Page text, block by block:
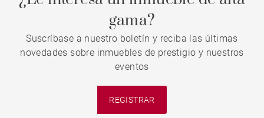
gama?
Suscríbase a nuestro boletín y reciba las últimas
novedades sobre inmuebles de prestigio y nuestros
eventos
REGISTRAR